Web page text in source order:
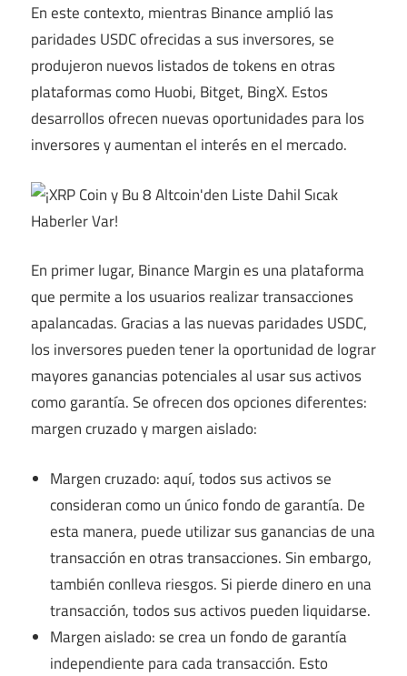
En este contexto, mientras Binance amplió las
paridades USDC ofrecidas a sus inversores, se
produjeron nuevos listados de tokens en otras
plataformas como Huobi, Bitget, BingX. Estos
desarrollos ofrecen nuevas oportunidades para los
inversores y aumentan el interés en el mercado.
En primer lugar, Binance Margin es una plataforma
que permite a los usuarios realizar transacciones
apalancadas. Gracias a las nuevas paridades USDC,
los inversores pueden tener la oportunidad de lograr
mayores ganancias potenciales al usar sus activos
como garantía. Se ofrecen dos opciones diferentes:
margen cruzado y margen aislado:
Margen cruzado: aquí, todos sus activos se
consideran como un único fondo de garantía. De
esta manera, puede utilizar sus ganancias de una
transacción en otras transacciones. Sin embargo,
también conlleva riesgos. Si pierde dinero en una
transacción, todos sus activos pueden liquidarse.
Margen aislado: se crea un fondo de garantía
independiente para cada transacción. Esto